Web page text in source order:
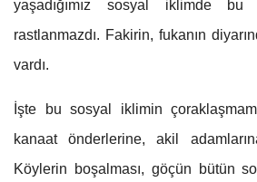
yaşadığımız sosyal iklimde bu
rastlanmazdı. Fakirin, fukanın
vardı.
İşte bu sosyal iklimin
kanaat önderlerine, akil
Köylerin boşalması, göçün bütün